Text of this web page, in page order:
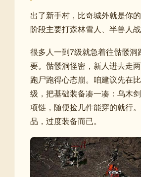
出了新手村，比奇城外就是你
阶段主要打森林雪人、半兽人战
很多人一到7级就急着往骷髅洞
要。骷髅洞怪密，新人进去走
跑尸跑得心态崩。咱建议先在
级，把基础装备凑一凑：乌木
项链，随便捡几件能穿的就行
品，过度装备而已。